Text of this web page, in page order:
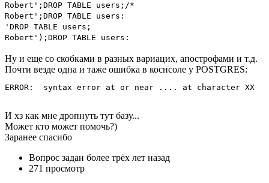
Robert';DROP TABLE users;/*
Robert';DROP TABLE users:
'DROP TABLE users;
Robert');DROP TABLE users:
Ну и еще со скобками в разных вариацих, апострофами и т.д.
Почти везде одна и таже ошибка в коснсоле у POSTGRES:
ERROR:  syntax error at or near .... at character XX
И хз как мне дропнуть тут базу...
Может кто может помочь?)
Заранее спасибо
Вопрос задан более трёх лет назад
271 просмотр